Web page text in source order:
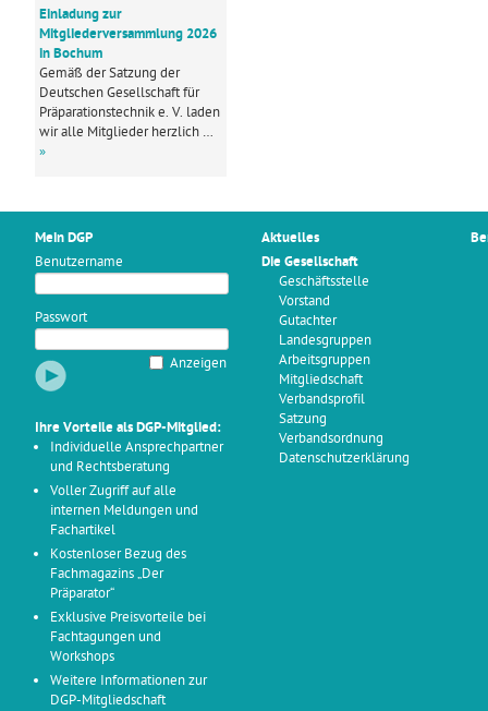
Einladung zur
Mitgliederversammlung 2026
in Bochum
Gemäß der Satzung der
Deutschen Gesellschaft für
Präparationstechnik e. V. laden
wir alle Mitglieder herzlich …
»
Mein DGP
Benutzername
Passwort
Anzeigen
Ihre Vorteile als DGP-Mitglied:
Individuelle Ansprechpartner
und Rechtsberatung
Voller Zugriff auf alle
internen Meldungen und
Fachartikel
Kostenloser Bezug des
Fachmagazins „Der
Präparator“
Exklusive Preisvorteile bei
Fachtagungen und
Workshops
Weitere Informationen zur
DGP-Mitgliedschaft
Aktuelles
Die Gesellschaft
Geschäftsstelle
Vorstand
Gutachter
Landesgruppen
Arbeitsgruppen
Mitgliedschaft
Verbandsprofil
Satzung
Verbandsordnung
Datenschutzerklärung